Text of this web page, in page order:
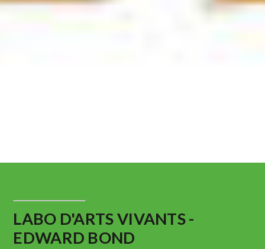
LABO D'ARTS VIVANTS -
EDWARD BOND